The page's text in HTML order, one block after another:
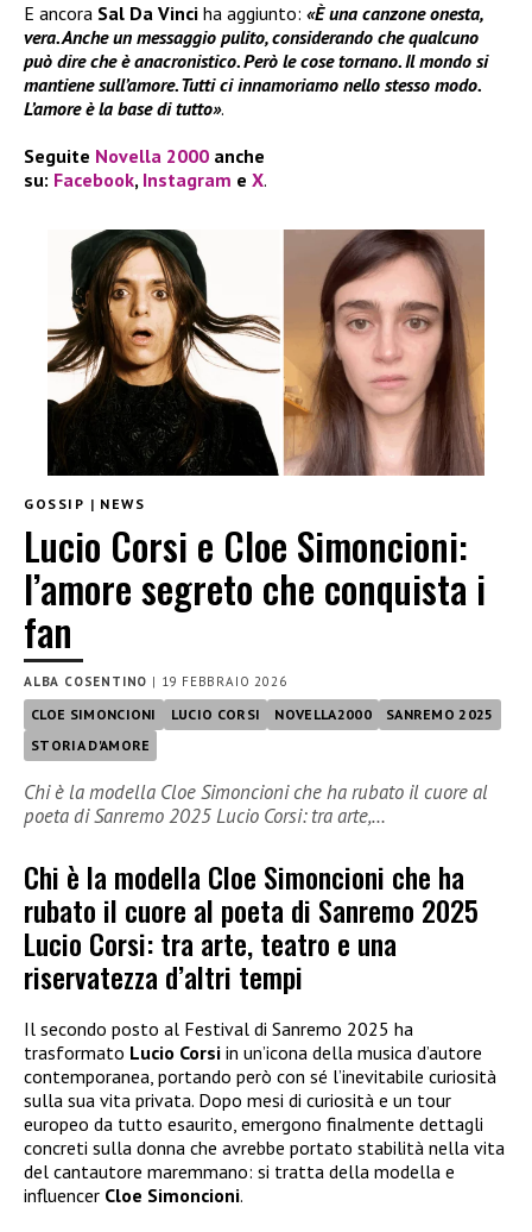
E ancora Sal Da Vinci ha aggiunto: «È una canzone onesta,
vera. Anche un messaggio pulito, considerando che qualcuno
può dire che è anacronistico. Però le cose tornano. Il mondo si
mantiene sull’amore. Tutti ci innamoriamo nello stesso modo.
L’amore è la base di tutto».
Seguite Novella 2000 anche
su: Facebook, Instagram e X.
GOSSIP | NEWS
Lucio Corsi e Cloe Simoncioni:
l’amore segreto che conquista i
fan
ALBA COSENTINO | 19 FEBBRAIO 2026
CLOE SIMONCIONI LUCIO CORSI NOVELLA2000
SANREMO 2025
STORIA D'AMORE
Chi è la modella Cloe Simoncioni che ha rubato il cuore al
poeta di Sanremo 2025 Lucio Corsi: tra arte,…
Chi è la modella Cloe Simoncioni che ha
rubato il cuore al poeta di Sanremo 2025
Lucio Corsi: tra arte, teatro e una
riservatezza d’altri tempi
Il secondo posto al Festival di Sanremo 2025 ha
trasformato Lucio Corsi in un’icona della musica d’autore
contemporanea, portando però con sé l’inevitabile curiosità
sulla sua vita privata. Dopo mesi di curiosità e un tour
europeo da tutto esaurito, emergono finalmente dettagli
concreti sulla donna che avrebbe portato stabilità nella vita
del cantautore maremmano: si tratta della modella e
influencer Cloe Simoncioni.